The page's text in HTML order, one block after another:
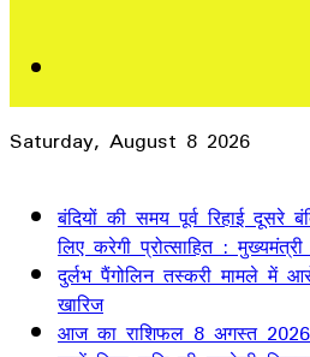
Saturday, August 8 2026
बंदियों की समय पूर्व रिहाई
लिए करेगी प्रोत्साहित :
दुर्लभ पैंगोलिन तस्करी मामले में
खारिज
आज का राशिफल 8 अगस्त